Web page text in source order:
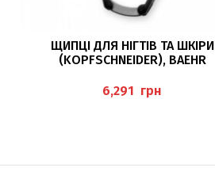
ЧИТАТИ ДАЛІ
ЩИПЦІ ДЛЯ НІГТІВ ТА ШКІРИ
(KOPFSCHNEIDER), BAEHR
грн